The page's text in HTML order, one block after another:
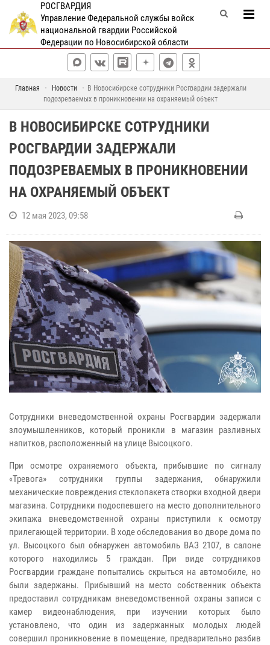
РОСГВАРДИЯ
Управление Федеральной службы войск
национальной гвардии Российской
Федерации по Новосибирской области
Главная Новости
В Новосибирске сотрудники Росгвардии задержали
подозреваемых в проникновении на охраняемый объект
В НОВОСИБИРСКЕ СОТРУДНИКИ
РОСГВАРДИИ ЗАДЕРЖАЛИ
ПОДОЗРЕВАЕМЫХ В ПРОНИКНОВЕНИИ
НА ОХРАНЯЕМЫЙ ОБЪЕКТ
12 мая 2023, 09:58
Сотрудники вневедомственной охраны Росгвардии задержали
злоумышленников, который проникли в магазин разливных
напитков, расположенный на улице Высоцкого.
При осмотре охраняемого объекта, прибывшие по сигналу
«Тревога» сотрудники группы задержания, обнаружили
механические повреждения стеклопакета створки входной двери
магазина. Сотрудники подоспевшего на место дополнительного
экипажа вневедомственной охраны приступили к осмотру
прилегающей территории. В ходе обследования во дворе дома по
ул. Высоцкого был обнаружен автомобиль ВАЗ 2107, в салоне
которого находились 5 граждан. При виде сотрудников
Росгвардии граждане попытались скрыться на автомобиле, но
были задержаны. Прибывший на место собственник объекта
предоставил сотрудникам вневедомственной охраны записи с
камер видеонаблюдения, при изучении которых было
установлено, что один из задержанных молодых людей
совершил проникновение в помещение, предварительно разбив